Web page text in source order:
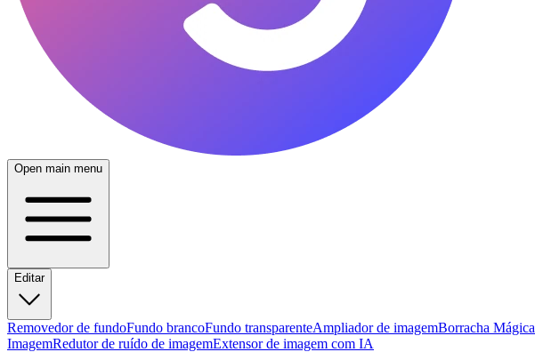
Open main menu
Editar
Removedor de fundoFundo brancoFundo transparenteAmpliador de imagemBorracha Mágica
ImagemRedutor de ruído de imagemExtensor de imagem com IA